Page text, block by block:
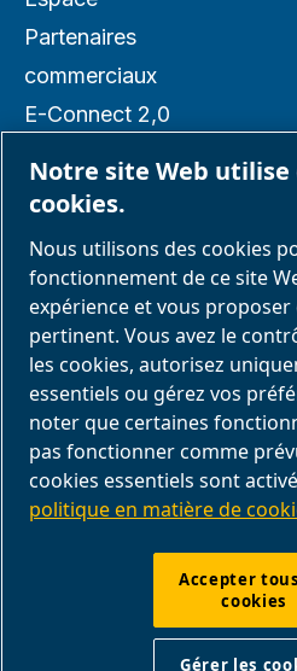
Ce site Web stocke les cookies sur
utilisés pour collecter des informations
interagissez avec notre site Web et
de vous. Nous utilisons ces
personnaliser votre expérience de
sur d'autres supports. Pour en savoir
utilisons, consultez notrepolitique de
Si vous refusez, vos informations ne
visite sur ce site. Un seul cookie sera
pour mémoriser votre préférence de ne
Partenaires
commerciaux
E-Connect 2,0
Galerie média
Gérer les cookies
Mentions légales & Politique de
Conformité du produit
Nos CGV
Formulaire de retour
Formulaire de réclamation
Notre site Web utilise
cookies.
Nous utilisons des cookies
fonctionnement de ce site
expérience et vous
pertinent. Vous avez le
les cookies, autorisez
essentiels ou gérez vos
noter que certaines
pas fonctionner comme
cookies essentiels sont
politique en matière de
Accepter
cookies
Gérer les